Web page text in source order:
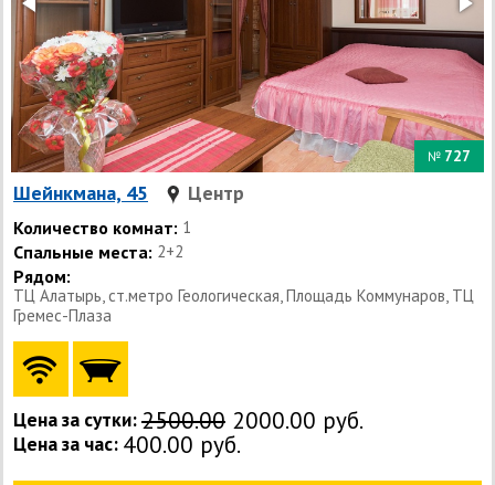
№ 727
Шейнкмана, 45 Центр
Количество комнат: 1
Спальные места: 2+2
Рядом:
ТЦ Алатырь, ст.метро Геологическая, Площадь Коммунаров, ТЦ
Гремес-Плаза
Цена за сутки:2500.00 2000.00 руб.
Цена за час: 400.00 руб.